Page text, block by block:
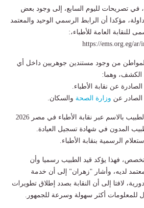
في تصريحات لليوم السابع، إلى وجود بعض
مؤكدا أن الرابط الرسمي الوحيد والمعتمد
للنقابة العامة للأطباء،:
https://ems.org.eg/
من وجود مستندين جوهريين داخل أي
الكشف، وهما:
وزارة الصحة والسكان.
بالاسم عبر نقابة الأطباء في مصر 2026
فهذا يؤكد قيد الطبيب رسميا وأن
لديه، وأشار "زهران" إلى أن خدمة
لافتا إلى أن النقابة بصدد إطلاق تطويرات
للمعلومات أكثر سهولة وسرعة للجمهور.